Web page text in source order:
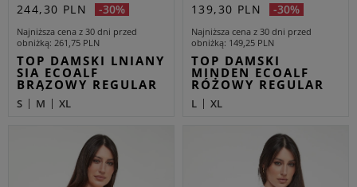
244,30 PLN -30%
Najniższa cena z 30 dni przed
obniżką 261,75 PLN
TOP DAMSKI LNIANY
SIA ECOALF
BRĄZOWY REGULAR
S M XL
139,30 PLN -30%
Najniższa cena z 30 dni przed
obniżką 149,25 PLN
TOP DAMSKI
MINDEN ECOALF
RÓŻOWY REGULAR
L XL